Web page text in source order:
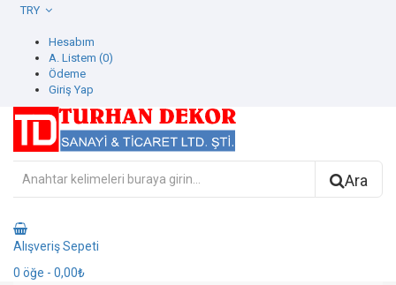
Hesabım
A. Listem (0)
Ödeme
Giriş Yap
Ara
Alışveriş Sepeti
0 öğe - 0,00₺